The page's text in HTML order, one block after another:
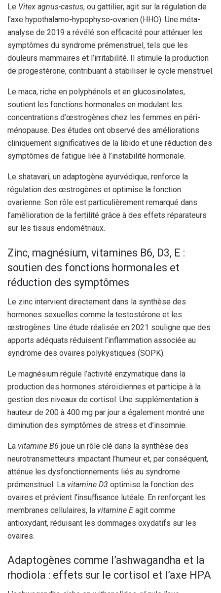
Le Vitex agnus-castus, ou gattilier, agit sur la régulation de
l’axe hypothalamo-hypophyso-ovarien (HHO). Une méta-
analyse de 2019 a révélé son efficacité pour atténuer les
symptômes du syndrome prémenstruel, tels que les
douleurs mammaires et l’irritabilité. Il stimule la production
de progestérone, contribuant à stabiliser le cycle menstruel.
Le maca, riche en polyphénols et en glucosinolates,
soutient les fonctions hormonales en modulant les
concentrations d’œstrogènes chez les femmes en péri-
ménopause. Des études ont observé des améliorations
cliniquement significatives de la libido et une réduction des
symptômes de fatigue liée à l’instabilité hormonale.
Le shatavari, un adaptogène ayurvédique, renforce la
régulation des œstrogènes et optimise la fonction
ovarienne. Son rôle est particulièrement remarqué dans
l’amélioration de la fertilité grâce à des effets réparateurs
sur les tissus endométriaux.
Zinc, magnésium, vitamines B6, D3, E :
soutien des fonctions hormonales et
réduction des symptômes
Le zinc intervient directement dans la synthèse des
hormones sexuelles comme la testostérone et les
œstrogènes. Une étude réalisée en 2021 souligne que des
apports adéquats réduisent l’inflammation associée au
syndrome des ovaires polykystiques (SOPK).
Le magnésium régule l’activité enzymatique dans la
production des hormones stéroïdiennes et participe à la
gestion des niveaux de cortisol. Une supplémentation à
hauteur de 200 à 400 mg par jour a également montré une
diminution des symptômes de stress et d’insomnie.
La vitamine B6 joue un rôle clé dans la synthèse des
neurotransmetteurs impactant l’humeur et, par conséquent,
atténue les dysfonctionnements liés au syndrome
prémenstruel. La vitamine D3 optimise la fonction des
ovaires et prévient l’insuffisance lutéale. En renforçant les
membranes cellulaires, la vitamine Eagit comme
antioxydant, réduisant les dommages oxydatifs sur les
ovaires.
Adaptogènes comme l’ashwagandha et la
rhodiola : effets sur le cortisol et l’axe HPA